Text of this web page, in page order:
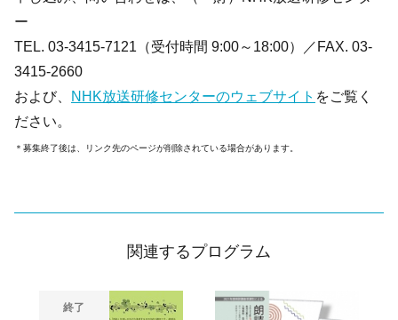
ー
TEL. 03-3415-7121（受付時間 9:00～18:00）／FAX. 03-
3415-2660
および、
NHK放送研修センターのウェブサイト をご覧く
ださい。
＊募集終了後は、リンク先のページが削除されている場合があります。
関連するプログラム
終了